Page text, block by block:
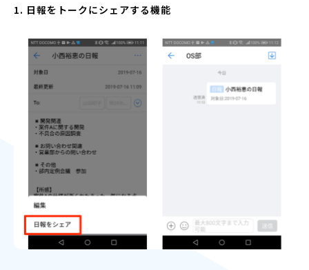
1. 日報をトークにシェアする機能